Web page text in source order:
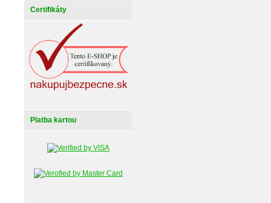
Certifikáty
Platba kartou